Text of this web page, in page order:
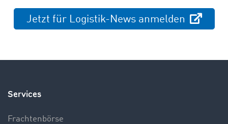
Jetzt für Logistik-News anmelden
Services
Frachtenbörse